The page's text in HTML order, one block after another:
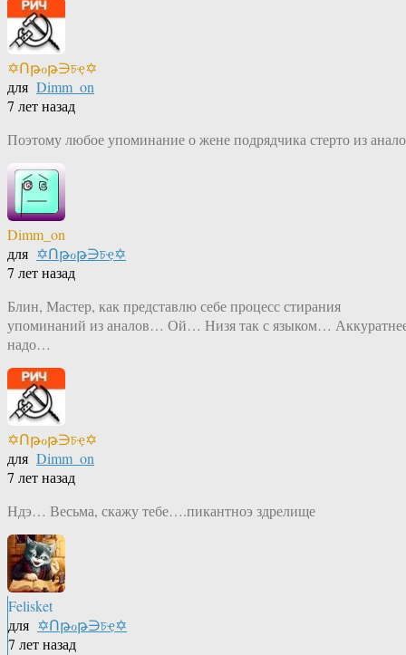
✡Ոթℴթ∋চҿ✡
для Dimm_on
7 лет назад
Поэтому любое упоминание о жене подрядчика стерто из
Dimm_on
для ✡Ոթℴթ∋চҿ✡
7 лет назад
Блин, Мастер, как представлю себе процесс стирания
упоминаний из аналов… Ой… Низя так с языком…
надо…
✡Ոթℴթ∋চҿ✡
для Dimm_on
7 лет назад
Ндэ… Весьма, скажу тебе….пикантноэ здрелище
Felisket
для ✡Ոթℴթ∋চҿ✡
7 лет назад